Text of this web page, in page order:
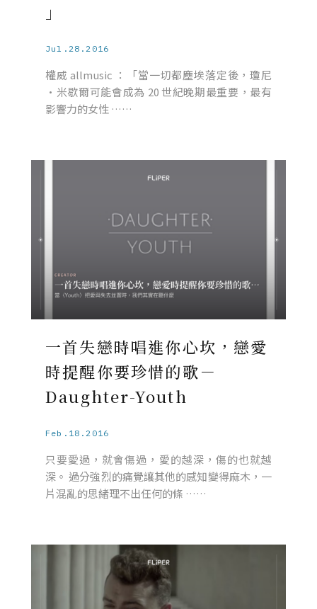
」
Jul.28.2016
權威 allmusic ：「當一切都塵埃落定後，瓊尼
·米歇爾可能會成為 20 世紀晚期最重要，最有
影響力的女性 ……
一首失戀時唱進你心坎，戀愛
時提醒你要珍惜的歌－
Daughter-Youth
Feb.18.2016
只要愛過，就會傷過，愛的越深，傷的也就越
深。 過分強烈的痛覺讓其他的感知變得麻木，一
片混亂的思緒理不出任何的條 ……